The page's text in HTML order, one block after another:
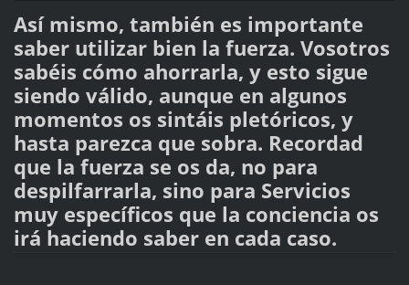
Así mismo, también es importante
saber utilizar bien la fuerza. Vosotros
sabéis cómo ahorrarla, y esto sigue
siendo válido, aunque en algunos
momentos os sintáis pletóricos, y
hasta parezca que sobra. Recordad
que la fuerza se os da, no para
despilfarrarla, sino para Servicios
muy específicos que la conciencia os
irá haciendo saber en cada caso.